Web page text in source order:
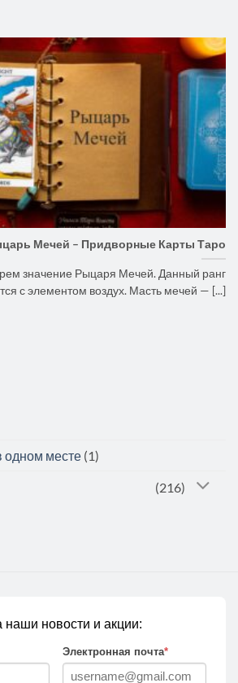
Мечей – Придворные Карты Таро
значение Рыцаря Мечей. Данный ранг
с элементом воздух. Масть мечей — [...]
одном месте (1)
(216)
наши новости и акции:
Электронная почта*